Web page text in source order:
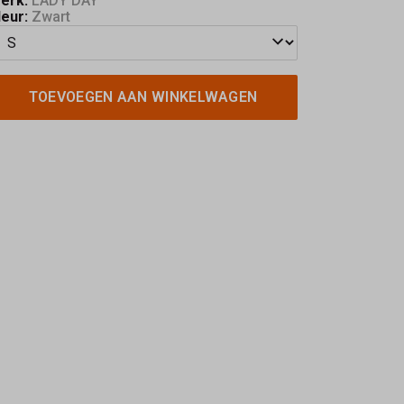
Zwart
TOEVOEGEN AAN WINKELWAGEN